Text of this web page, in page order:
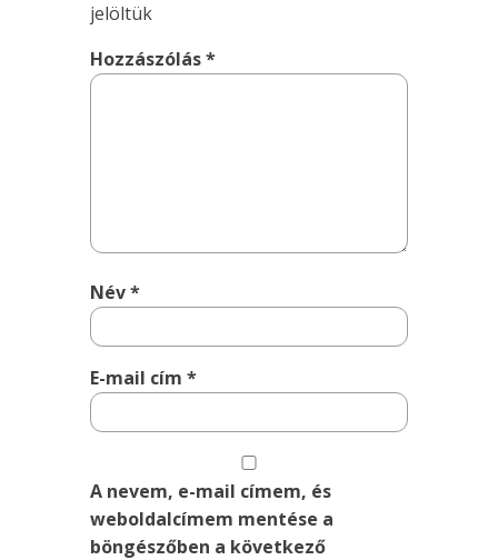
jelöltük
Hozzászólás*
Név*
E-mail cím*
A nevem, e-mail címem, és
weboldalcímem mentése a
böngészőben a következő